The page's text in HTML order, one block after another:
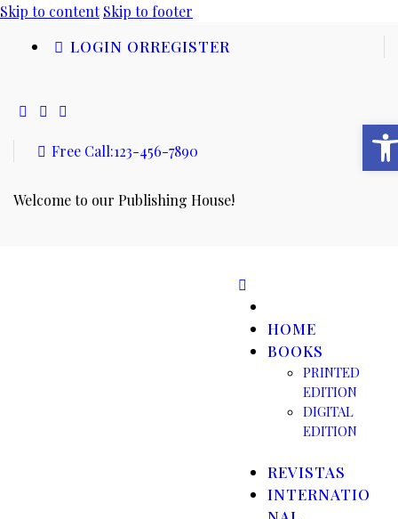
Skip to content Skip to footer
Welcome to our Publishing House!
LOGIN ORREGISTER
Free Call:123-456-7890
HOME
BOOKS
PRINTED
EDITION
DIGITAL
EDITION
REVISTAS
INTERNATIO
Open toolbar